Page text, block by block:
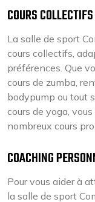
COURS COLLECTIFS
La salle de sport
cours collectifs,
préférences. Que
cours de zumba,
bodypump ou tout
cours de yoga,
nombreux cours
COACHING
Pour vous aider à
la salle de sport